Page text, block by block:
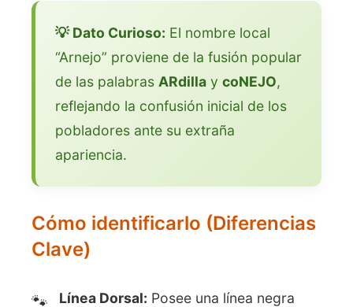
💡 Dato Curioso: El nombre local
“Arnejo” proviene de la fusión popular
de las palabras ARdilla y coNEJO,
reflejando la confusión inicial de los
pobladores ante su extraña
apariencia.
Cómo identificarlo (Diferencias
Clave)
Línea Dorsal: Posee una línea negra